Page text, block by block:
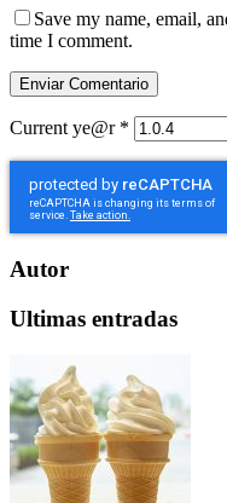
Save my name, email,
time I comment.
Current ye@r *
Autor
Ultimas entradas